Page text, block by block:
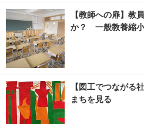
【教師への扉】教
か？ 一般教養縮小
【図工でつながる
まちを見る